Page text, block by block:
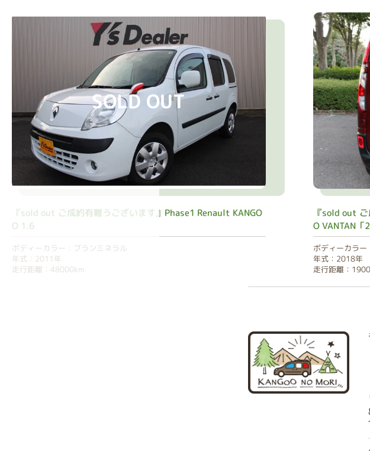
SOLD OUT
『sold out ご成約有難うございます』Phase1 Renault KANGO
O 1.6
ボディーカラー：ブランミネラル
年式：2011年
走行距離：48000km
『sold out
O VANTAN「
ボディーカラー
年式：2018年
走行距離：